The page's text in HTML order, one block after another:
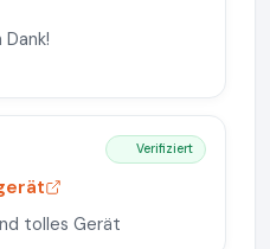
Verifiziert
tolles Gerät